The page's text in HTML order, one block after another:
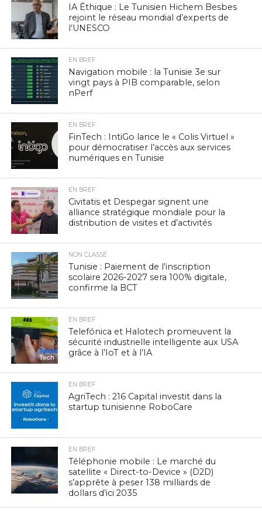
IA Éthique : Le Tunisien Hichem Besbes
rejoint le réseau mondial d’experts de
l’UNESCO
EN BREF
Navigation mobile : la Tunisie 3e sur
vingt pays à PIB comparable, selon
nPerf
EN BREF
FinTech : IntiGo lance le « Colis Virtuel »
pour démocratiser l’accès aux services
numériques en Tunisie
EN BREF
Civitatis et Despegar signent une
alliance stratégique mondiale pour la
distribution de visites et d’activités
NON CLASSÉ
Tunisie : Paiement de l’inscription
scolaire 2026-2027 sera 100% digitale,
confirme la BCT
EN BREF
Telefónica et Halotech promeuvent la
sécurité industrielle intelligente aux USA
grâce à l’IoT et à l’IA
EN BREF
AgriTech : 216 Capital investit dans la
startup tunisienne RoboCare
EN BREF
Téléphonie mobile : Le marché du
satellite « Direct-to-Device » (D2D)
s’apprête à peser 138 milliards de
dollars d’ici 2035